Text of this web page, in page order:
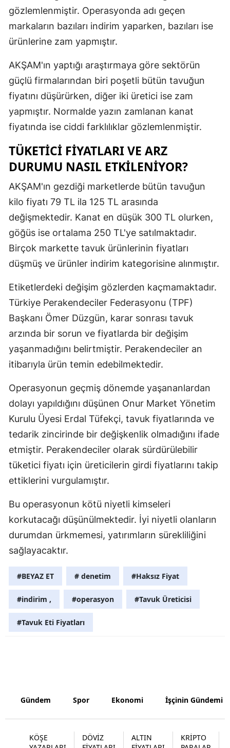
Konya
Manisa
Niğde
Rize
Sakarya
Samsun
Sinop
Tekirdağ
Tokat
Trabzon
Tunceli
Şanlıurfa
Van
Yozgat
Bayburt
Bartın
gözlemlenmiştir. Operasyonda adı geçen
markaların bazıları indirim yaparken, bazıları ise
ürünlerine zam yapmıştır.
AKŞAM'ın yaptığı araştırmaya göre sektörün
güçlü firmalarından biri poşetli bütün tavuğun
fiyatını düşürürken, diğer iki üretici ise zam
yapmıştır. Normalde yazın zamlanan kanat
fiyatında ise ciddi farklılıklar gözlemlenmiştir.
TÜKETICI FIYATLARI VE ARZ
DURUMU NASIL ETKILENIYOR?
AKŞAM'ın gezdiği marketlerde bütün tavuğun
kilo fiyatı 79 TL ila 125 TL arasında
değişmektedir. Kanat en düşük 300 TL olurken,
göğüs ise ortalama 250 TL'ye satılmaktadır.
Birçok markette tavuk ürünlerinin fiyatları
düşmüş ve ürünler indirim kategorisine alınmıştır.
Etiketlerdeki değişim gözlerden kaçmamaktadır.
Türkiye Perakendeciler Federasyonu (TPF)
Başkanı Ömer Düzgün, karar sonrası tavuk
arzında bir sorun ve fiyatlarda bir değişim
yaşanmadığını belirtmiştir. Perakendeciler an
itibarıyla ürün temin edebilmektedir.
Operasyonun geçmiş dönemde yaşananlardan
dolayı yapıldığını düşünen Onur Market Yönetim
Kurulu Üyesi Erdal Tüfekçi, tavuk fiyatlarında ve
tedarik zincirinde bir değişkenlik olmadığını ifade
etmiştir. Perakendeciler olarak sürdürülebilir
tüketici fiyatı için üreticilerin girdi fiyatlarını takip
ettiklerini vurgulamıştır.
Bu operasyonun kötü niyetli kimseleri
korkutacağı düşünülmektedir. İyi niyetli olanların
durumdan ürkmemesi, yatırımların sürekliliğini
sağlayacaktır.
#BEYAZ ET # denetim #Haksız Fiyat
#indirim , #operasyon #Tavuk Üreticisi
#Tavuk Eti Fiyatları
Gündem Spor Ekonomi İşçinin Gündemi
KÖŞE
DÖVİZ
ALTIN
KRİPTO